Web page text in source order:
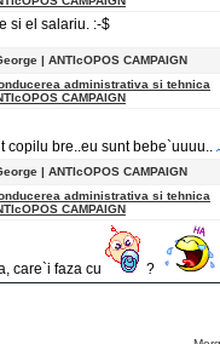
si el salariu. :-$
| ANTIcOPOS CAMPAIGN
administrativa si tehnica
CAMPAIGN
copilu bre..eu sunt bebe`uuuu..
| ANTIcOPOS CAMPAIGN
administrativa si tehnica
CAMPAIGN
care`i faza cu ?